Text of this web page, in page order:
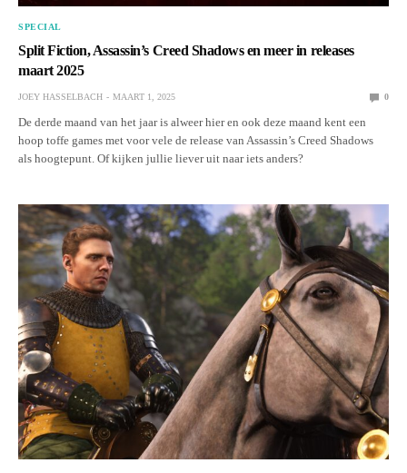
SPECIAL
Split Fiction, Assassin’s Creed Shadows en meer in releases
maart 2025
JOEY HASSELBACH MAART 1, 2025 0
De derde maand van het jaar is alweer hier en ook deze maand kent een
hoop toffe games met voor vele de release van Assassin’s Creed Shadows
als hoogtepunt. Of kijken jullie liever uit naar iets anders?